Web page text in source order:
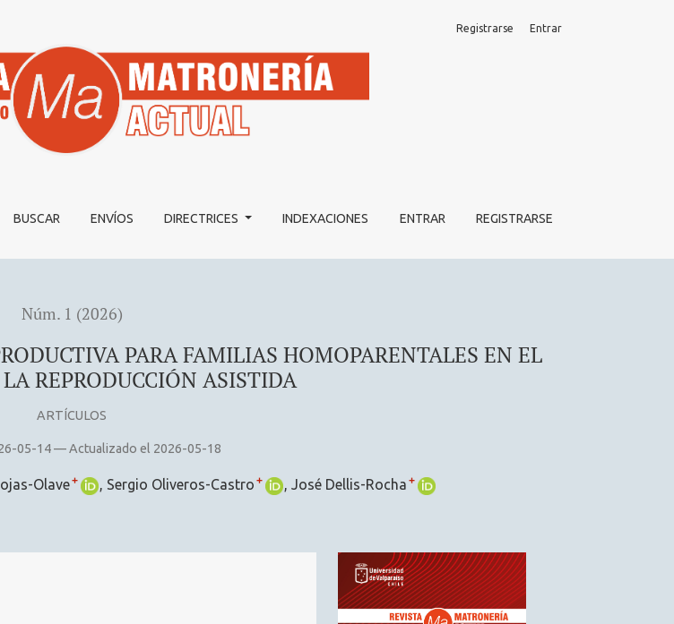
HOMOPARENTALES EN EL ESCENARIO DE LA REPRODUCCIÓN ASISTIDA
BUSCAR ENVÍOS DIRECTRICES INDEXACIONES ENTRAR REGISTRARSE
Registrarse Entrar
Núm. 1 (2026)
PARA FAMILIAS HOMOPARENTALES EN EL
REPRODUCCIÓN ASISTIDA
ARTÍCULOS
05-14 — Actualizado el 2026-05-18
Olave+ Sergio Oliveros-Castro + José Dellis-Rocha +